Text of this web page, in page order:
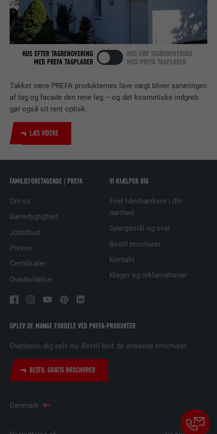
Takket være PREFA produkternes lave vægt bliver saneringen
af tag og facade den rene leg – og det kosmetiske indgreb
gør også sit rent optisk.
LÆS VIDERE
HUS EFTER TAGRENOVERING
MED PREFA TAGPLADER
HUS FØR TAGRENOVERING
MED PREFA TAGPLADER
OPLEV DE MANGE FORDELE VED PREFA-PRODUKTER
Overbevis dig selv nu! Bestil blot de ønskede brochurer.
BESTIL GRATIS BROCHURER
FAMILIEFORETAGENDE | PREFA
Om os
Bæredygtighed
Jobtilbud
Presse
Certifikater
Overholdelse
VI HJÆLPER DIG
Find håndværkere i din
nærhed
Spørgsmål og svar
Bestil brochurer
Kontakt
Klager og reklamationer
Danmark
FORMÅL
LinkedIn til at spore brugen af indlejrede
tjenester.
NAVN bscookie
FORLØB 2 år
FORLØB
FORMÅL
flere websteder for at præsentere relevante
annoncer baseret på den besøgendes
NAVN lidc
UDBYDER LinkedIn
FORLØB 1 dag
Bruges af den sociale netværkstjeneste